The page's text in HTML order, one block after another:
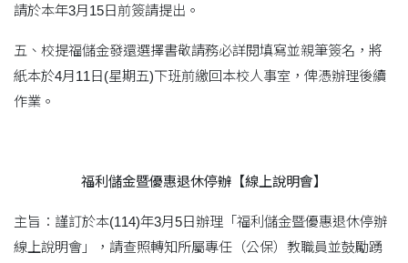
請於本年3月15日前簽請提出。
五、校提福儲金發還選擇書敬請務必詳閱填寫並親筆簽名，將
紙本於4月11日(星期五)下班前繳回本校人事室，俾憑辦理後續
作業。
福利儲金暨優惠退休停辦【線上說明會】
主旨：謹訂於本(114)年3月5日辦理「福利儲金暨優惠退休停辦
線上說明會」，請查照轉知所屬專任（公保）教職員並鼓勵踴